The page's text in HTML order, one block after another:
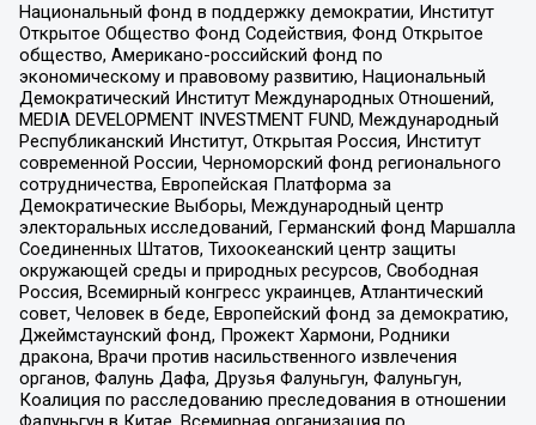
Национальный фонд в поддержку демократии, Институт
Открытое Общество Фонд Содействия, Фонд Открытое
общество, Американо-российский фонд по
экономическому и правовому развитию, Национальный
Демократический Институт Международных Отношений,
MEDIA DEVELOPMENT INVESTMENT FUND, Международный
Республиканский Институт, Открытая Россия, Институт
современной России, Черноморский фонд регионального
сотрудничества, Европейская Платформа за
Демократические Выборы, Международный центр
электоральных исследований, Германский фонд Маршалла
Соединенных Штатов, Тихоокеанский центр защиты
окружающей среды и природных ресурсов, Свободная
Россия, Всемирный конгресс украинцев, Атлантический
совет, Человек в беде, Европейский фонд за демократию,
Джеймстаунский фонд, Прожект Хармони, Родники
дракона, Врачи против насильственного извлечения
органов, Фалунь Дафа, Друзья Фалуньгун, Фалуньгун,
Коалиция по расследованию преследования в отношении